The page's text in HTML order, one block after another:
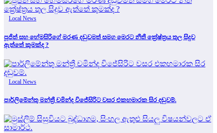
Local News
පූජිත් සහ හේමසිරිගේ මරණ දඩුවමත් සමග මෙරට නීතී ක්‍රේෂ්ත්‍රය තුල සිදුව
ඇත්තේ කුමක්ද ?
Local News
පාර්ලිමේන්තු මන්ත්‍රී චමින්ද විජේසිරිට වසර එකහමාරක සිර දඬුවම්.